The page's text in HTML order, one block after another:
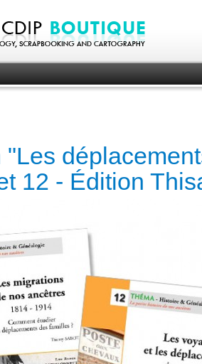
12 - Édition